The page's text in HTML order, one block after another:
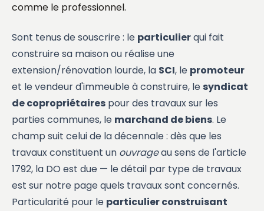
comme le professionnel.
Sont tenus de souscrire : le particulierqui fait
construire sa maison ou réalise une
extension/rénovation lourde, la SCI, le promoteur
et le vendeur d'immeuble à construire, le syndicat
de copropriétaires pour des travaux sur les
parties communes, le marchand de biens. Le
champ suit celui de la décennale : dès que les
travaux constituent un ouvrageau sens de l'article
1792, la DO est due — le détail par type de travaux
est sur notre pagequels travaux sont concernés.
Particularité pour le particulier construisant